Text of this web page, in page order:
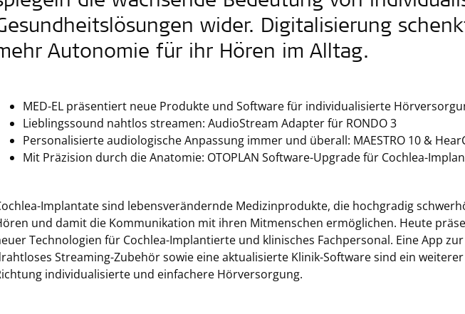
wider. Digitalisierung
Autonomie für ihr Hören im Alltag.
MED-EL präsentiert neue Produkte und Software für individualisierte
Lieblingssound nahtlos streamen: AudioStream Adapter für RONDO 3
Personalisierte audiologische Anpassung immer und überall: MAESTRO 10 &
Mit Präzision durch die Anatomie: OTOPLAN Software-Upgrade für Cochlea-
Implantate sind lebensverändernde Medizinprodukte, die hochgradig
und damit die Kommunikation mit ihren Mitmenschen ermöglichen. Heute
Technologien für Cochlea-Implantierte und klinisches Fachpersonal. Eine App
Streaming-Zubehör sowie eine aktualisierte Klinik-Software sind ein
individualisierte und einfachere Hörversorgung.